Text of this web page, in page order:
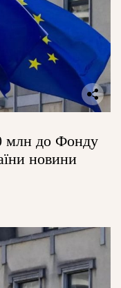
млн до Фонду
новини